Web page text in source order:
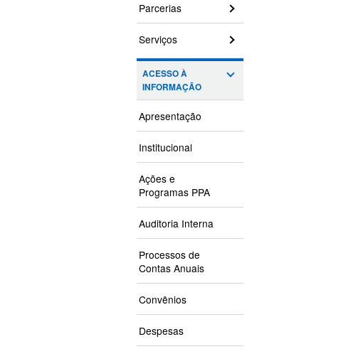
Parcerias
Serviços
ACESSO À
INFORMAÇÃO
Apresentação
Institucional
Ações e
Programas PPA
Auditoria Interna
Processos de
Contas Anuais
Convênios
Despesas